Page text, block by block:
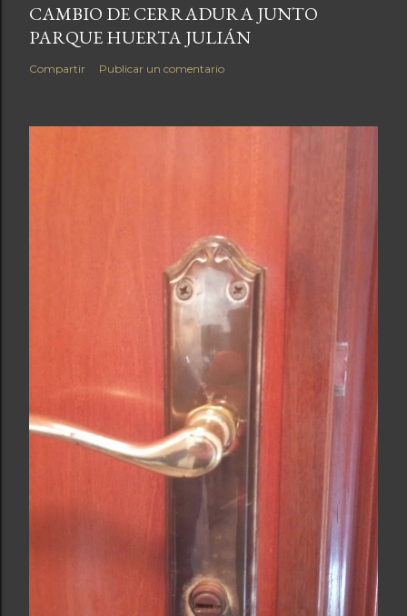
CAMBIO DE CERRADURA JUNTO
PARQUE HUERTA JULIÁN
Compartir Publicar un comentario